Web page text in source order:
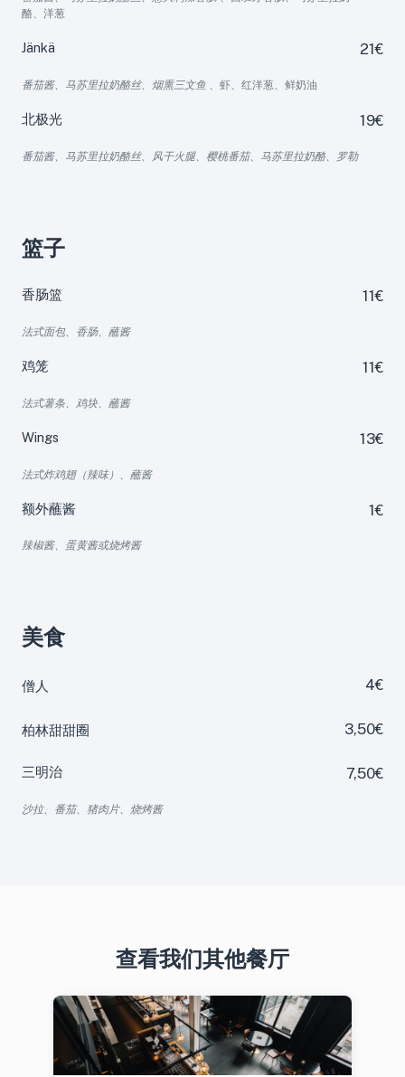
酪、洋葱
Jänkä
番茄酱、马苏里拉奶酪丝、烟熏三文鱼 、虾、红洋葱、鲜奶油
21€
北极光
番茄酱、马苏里拉奶酪丝、风干火腿、樱桃番茄、马苏里拉奶酪、罗勒
19€
篮子
香肠篮
法式面包、香肠、蘸酱
11€
鸡笼
法式薯条、鸡块、蘸酱
11€
Wings
法式炸鸡翅（辣味）、蘸酱
13€
额外蘸酱
辣椒酱、蛋黄酱或烧烤酱
1€
美食
僧人 4€
柏林甜甜圈 3,50€
三明治
沙拉、番茄、猪肉片、烧烤酱
7,50€
查看我们其他餐厅